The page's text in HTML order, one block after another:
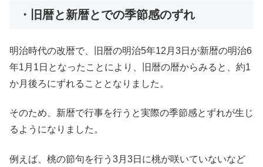
・旧暦と新暦とでの季節感のずれ
明治時代の改暦で、旧暦の明治5年12月3日が新暦の明治6
年1月1日となったことにより、旧暦の暦からみると、約1
か月後ろにずれることとなりました。
そのため、新暦で行事を行うと実際の季節感とずれが生じ
るようになりました。
例えば、桃の節句を行う3月3日に桃が咲いていないなど